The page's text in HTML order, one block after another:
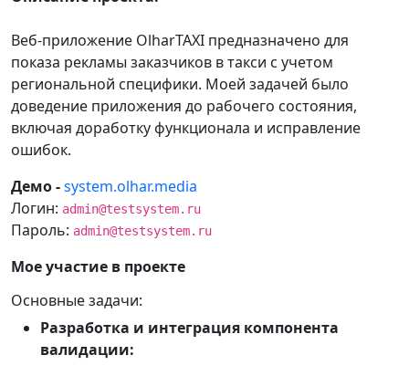
Веб-приложение OlharTAXI предназначено для
показа рекламы заказчиков в такси с учетом
региональной специфики. Моей задачей было
доведение приложения до рабочего состояния,
включая доработку функционала и исправление
ошибок.
Демо -system.olhar.media
Логин: admin@testsystem.ru
Пароль: admin@testsystem.ru
Мое участие в проекте
Основные задачи:
Разработка и интеграция компонента
валидации: